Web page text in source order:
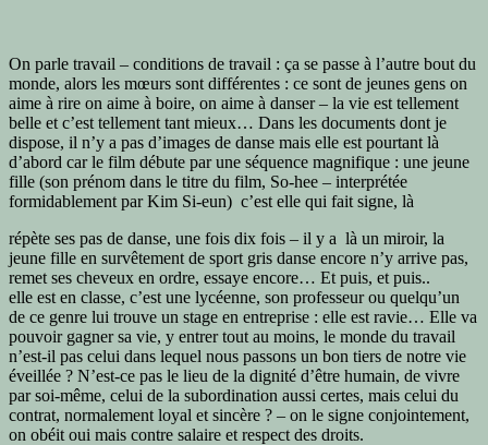
On parle travail – conditions de travail : ça se passe à l’autre bout du
monde, alors les mœurs sont différentes : ce sont de jeunes gens on
aime à rire on aime à boire, on aime à danser – la vie est tellement
belle et c’est tellement tant mieux… Dans les documents dont je
dispose, il n’y a pas d’images de danse mais elle est pourtant là
d’abord car le film débute par une séquence magnifique : une jeune
fille (son prénom dans le titre du film, So-hee – interprétée
formidablement par Kim Si-eun) c’est elle qui fait signe, là
répète ses pas de danse, une fois dix fois – il y a là un miroir, la
jeune fille en survêtement de sport gris danse encore n’y arrive pas,
remet ses cheveux en ordre, essaye encore… Et puis, et puis..
elle est en classe, c’est une lycéenne, son professeur ou quelqu’un
de ce genre lui trouve un stage en entreprise : elle est ravie… Elle va
pouvoir gagner sa vie, y entrer tout au moins, le monde du travail
n’est-il pas celui dans lequel nous passons un bon tiers de notre vie
éveillée ? N’est-ce pas le lieu de la dignité d’être humain, de vivre
par soi-même, celui de la subordination aussi certes, mais celui du
contrat, normalement loyal et sincère ? – on le signe conjointement,
on obéit oui mais contre salaire et respect des droits.